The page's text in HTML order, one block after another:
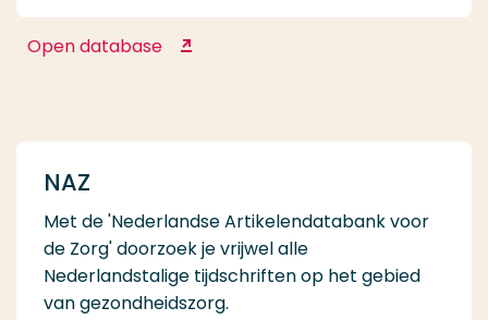
Open database JSTOR
NAZ
Met de 'Nederlandse Artikelendatabank voor
de Zorg' doorzoek je vrijwel alle
Nederlandstalige tijdschriften op het gebied
van gezondheidszorg.